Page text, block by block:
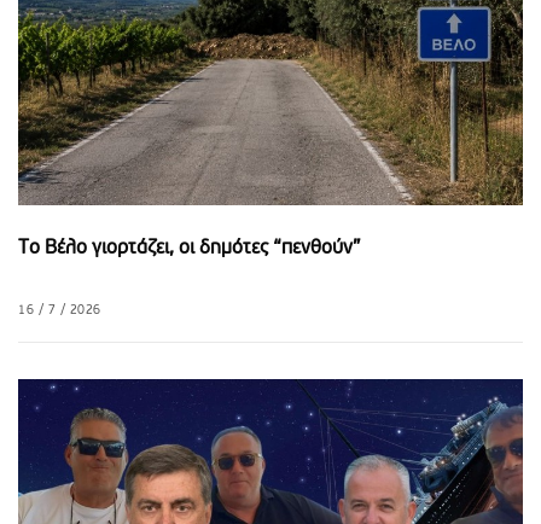
Το Βέλο γιορτάζει, οι δημότες “πενθούν”
16 / 7 / 2026